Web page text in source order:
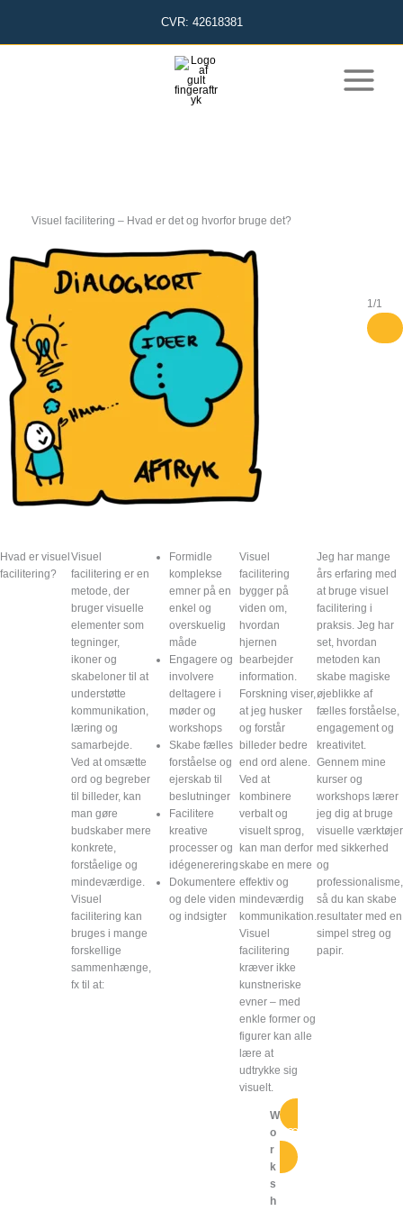
indholdet
CVR: 42618381
Visuel facilitering – Hvad er det og hvorfor bruge det?
1/1
Hvad er visuel
facilitering?
Visuel
facilitering er en
metode, der
bruger visuelle
elementer som
tegninger,
ikoner og
skabeloner til at
understøtte
kommunikation,
læring og
samarbejde.
Ved at omsætte
ord og begreber
til billeder, kan
man gøre
budskaber mere
konkrete,
forståelige og
mindeværdige.
Visuel
facilitering kan
bruges i mange
forskellige
sammenhænge,
fx til at:
Formidle
komplekse
emner på en
enkel og
overskuelig
måde
Engagere og
involvere
deltagere i
møder og
workshops
Skabe fælles
forståelse og
ejerskab til
beslutninger
Facilitere
kreative
processer og
idégenerering
Dokumentere
og dele viden
og indsigter
Visuel
facilitering
bygger på
viden om,
hvordan
hjernen
bearbejder
information.
Forskning viser,
at jeg husker
og forstår
billeder bedre
end ord alene.
Ved at
kombinere
verbalt og
visuelt sprog,
kan man derfor
skabe en mere
effektiv og
mindeværdig
kommunikation.
Visuel
facilitering
kræver ikke
kunstneriske
evner – med
enkle former og
figurer kan alle
lære at
udtrykke sig
visuelt.
Jeg har mange
års erfaring med
at bruge visuel
facilitering i
praksis. Jeg har
set, hvordan
metoden kan
skabe magiske
øjeblikke af
fælles forståelse,
engagement og
kreativitet.
Gennem mine
kurser og
workshops lærer
jeg dig at bruge
visuelle værktøjer
med sikkerhed
og
professionalisme,
så du kan skabe
resultater med en
simpel streg og
papir.
W
o
r
k
s
h
Læs om
workshop